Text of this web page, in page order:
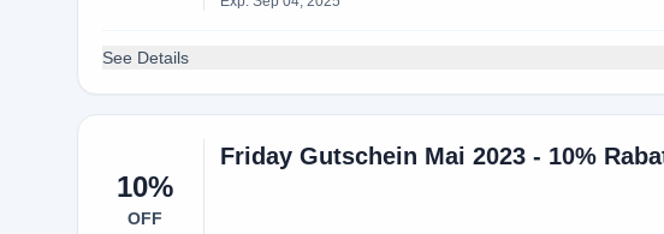
See Details
10%
OFF
Friday Gutschein Mai 2023 - 10%